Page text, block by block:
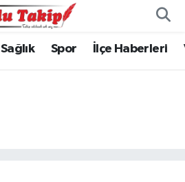
Sağlık Spor İlçe Haberleri